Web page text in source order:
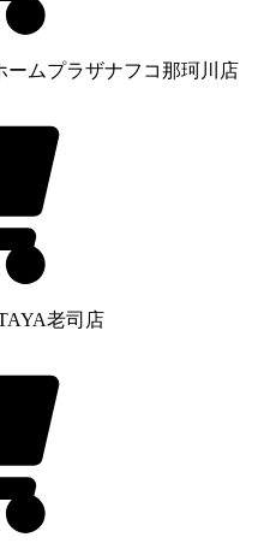
ームプラザナフコ那珂川店
老司店